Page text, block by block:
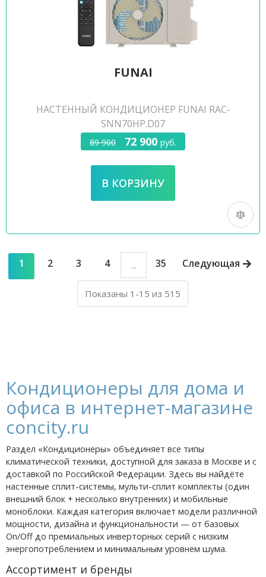
FUNAI
НАСТЕННЫЙ КОНДИЦИОНЕР FUNAI RAC-
SNN70HP.D07
89 900 72 900 руб.
1 2 3 4 ... 35 Следующая
Показаны 1-15 из 515
Кондиционеры для дома и
офиса в интернет-магазине
concity.ru
Раздел «Кондиционеры» объединяет все типы
климатической техники, доступной для заказа в Москве и с
доставкой по Российской Федерации. Здесь вы найдёте
настенные сплит-системы, мульти-сплит комплекты (один
внешний блок + несколько внутренних) и мобильные
моноблоки. Каждая категория включает модели различной
мощности, дизайна и функциональности — от базовых
On/Off до премиальных инверторных серий с низким
энергопотреблением и минимальным уровнем шума.
Ассортимент и бренды